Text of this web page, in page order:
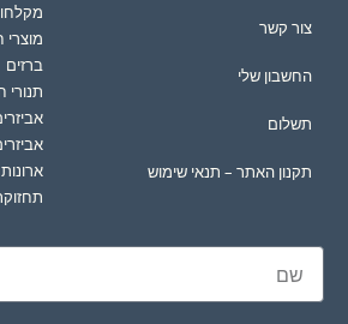
צור קשר
החשבון שלי
תשלום
תקנון האתר – תנאי שימוש
ברזים
תנורי